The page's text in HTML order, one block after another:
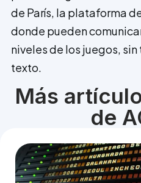
de París, la plataforma
donde pueden
niveles de los juegos,
texto.
Más
de